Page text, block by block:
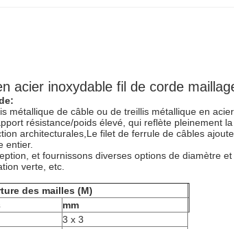
acier inoxydable fil de corde
métallique de câble ou de treillis métallique en
résistance/poids élevé, qui reflète pleinement
architecturales,Le filet de ferrule de câbles
entier.
et fournissons diverses options de diamètre
verte, etc.
des mailles (M)
mm
3 x 3